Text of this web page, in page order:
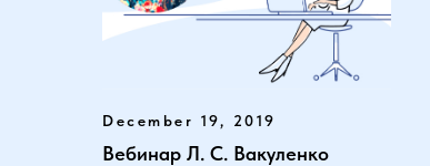
December 19, 2019
Вебинар Л. С. Вакуленко